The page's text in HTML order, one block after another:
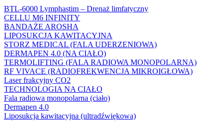
BTL-6000 Lymphastim – Drenaż limfatyczny
CELLU M6 INFINITY
BANDAŻE AROSHA
LIPOSUKCJA KAWITACYJNA
STORZ MEDICAL (FALA UDERZENIOWA)
DERMAPEN 4.0 (NA CIAŁO)
TERMOLIFTING (FALA RADIOWA MONOPOLARNA)
RF VIVACE (RADIOFREKWENCJA MIKROIGŁOWA)
Laser frakcyjny CO2
TECHNOLOGIA NA CIAŁO
Fala radiowa monopolarna (ciało)
Dermapen 4.0
Liposukcja kawitacyjna (ultradźwiękowa)